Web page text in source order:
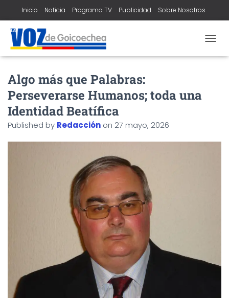
Inicio Noticia Programa TV Publicidad Sobre Nosotros
O
G
Algo más que Palabras:
Perseverarse Humanos; toda una
Identidad Beatífica
Published by Redacción on 27 mayo, 2026